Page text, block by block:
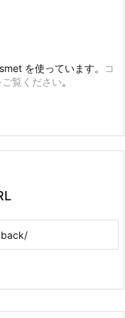
を使っています。
コ
覧ください。